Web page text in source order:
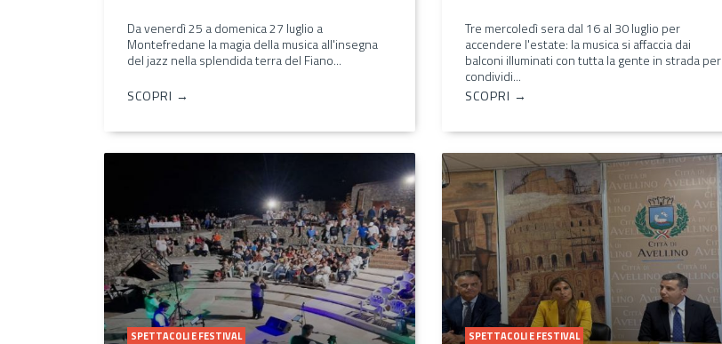
Da venerdì 25 a domenica 27 luglio a
Montefredane la magia della musica all'insegna
del jazz nella splendida terra del Fiano...
SCOPRI →
Tre mercoledì sera dal 16 al 30 luglio per
accendere l'estate: la musica si affaccia dai
balconi illuminati con tutta la gente in strada per
condividi...
SCOPRI →
SPETTACOLI E FESTIVAL SPETTACOLI E FESTIVAL